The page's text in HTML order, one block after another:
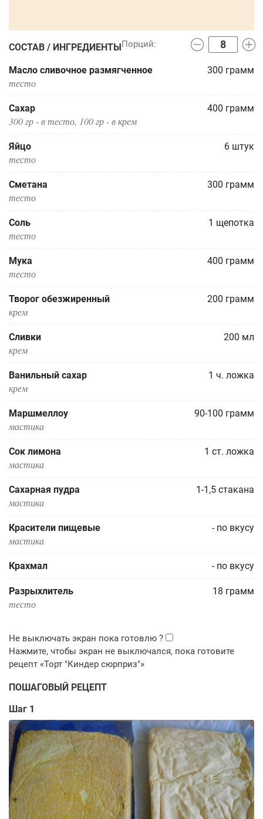
СОСТАВ / ИНГРЕДИЕНТЫ
Масло сливочное размягченное 300 грамм
тесто
Сахар 400 грамм
300 гр - в тесто, 100 гр - в крем
Яйцо 6 штук
тесто
Сметана 300 грамм
тесто
Соль 1 щепотка
тесто
Мука 400 грамм
тесто
Творог обезжиренный 200 грамм
крем
Сливки 200 мл
крем
Ванильный сахар 1 ч. ложка
крем
Маршмеллоу 90-100 грамм
мастика
Сок лимона 1 ст. ложка
мастика
Сахарная пудра 1-1,5 стакана
мастика
Красители пищевые - по вкусу
мастика
Крахмал - по вкусу
Разрыхлитель 18 грамм
тесто
ПОШАГОВЫЙ РЕЦЕПТ
Шаг 1